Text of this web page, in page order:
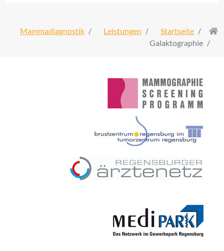
Startseite
Leistungen
Mammadiagnostik
Galaktographie